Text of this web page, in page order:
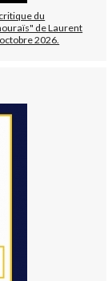
du
de Laurent
2026.